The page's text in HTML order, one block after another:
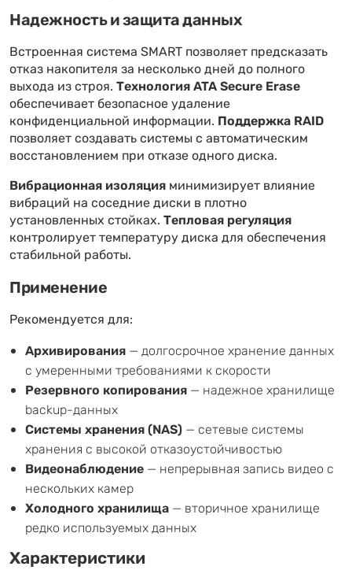
Надежность и защита данных
Встроенная система SMART позволяет предсказать
отказ накопителя за несколько дней до полного
выхода из строя. Технология ATA Secure Erase
обеспечивает безопасное удаление
конфиденциальной информации. Поддержка RAID
позволяет создавать системы с автоматическим
восстановлением при отказе одного диска.
Вибрационная изоляция минимизирует влияние
вибраций на соседние диски в плотно
установленных стойках. Тепловая регуляция
контролирует температуру диска для обеспечения
стабильной работы.
Применение
Рекомендуется для:
Архивирования — долгосрочное хранение данных
с умеренными требованиями к скорости
Резервного копирования — надежное хранилище
backup-данных
Системы хранения (NAS) — сетевые системы
хранения с высокой отказоустойчивостью
Видеонаблюдение — непрерывная запись видео с
нескольких камер
Холодного хранилища — вторичное хранилище
редко используемых данных
Характеристики